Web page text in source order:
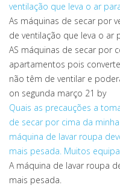
ventilação que leva o ar
As máquinas de secar por
de ventilação que leva o ar
AS máquinas de secar por
apartamentos pois
não têm de ventilar e
on segunda março 21 by
Quais as precauções a
de secar por cima da
máquina de lavar roupa
mais pesada. Muitos
A máquina de lavar roupa
mais pesada.